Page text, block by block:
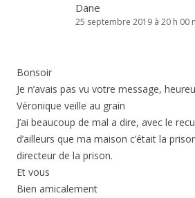
Dane
25 septembre 2019 à 20 h 00
Bonsoir
Je n’avais pas vu votre message,
Véronique veille au grain
J’ai beaucoup de mal a dire, avec le
d’ailleurs que ma maison c’était la
directeur de la prison.
Et vous
Bien amicalement